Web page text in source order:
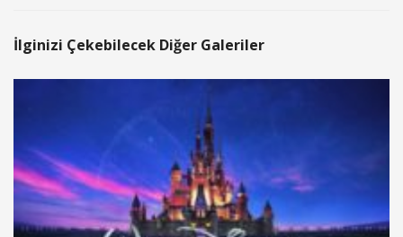
İlginizi Çekebilecek Diğer Galeriler